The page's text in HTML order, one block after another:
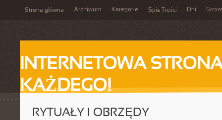
Strona główna Archiwum Kategorie Spis Treści Dni
INTERNETOWA
KAŻDEGO!
RYTUAŁY I OBRZĘDY